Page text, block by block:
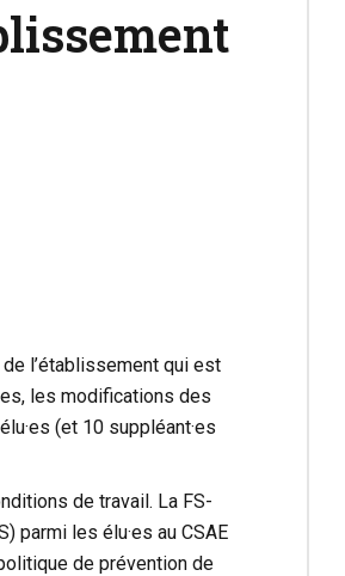
l’établissement qui est
les modifications des
(et 10 suppléant·es
de travail. La FS-
parmi les élu·es au CSAE
de prévention de